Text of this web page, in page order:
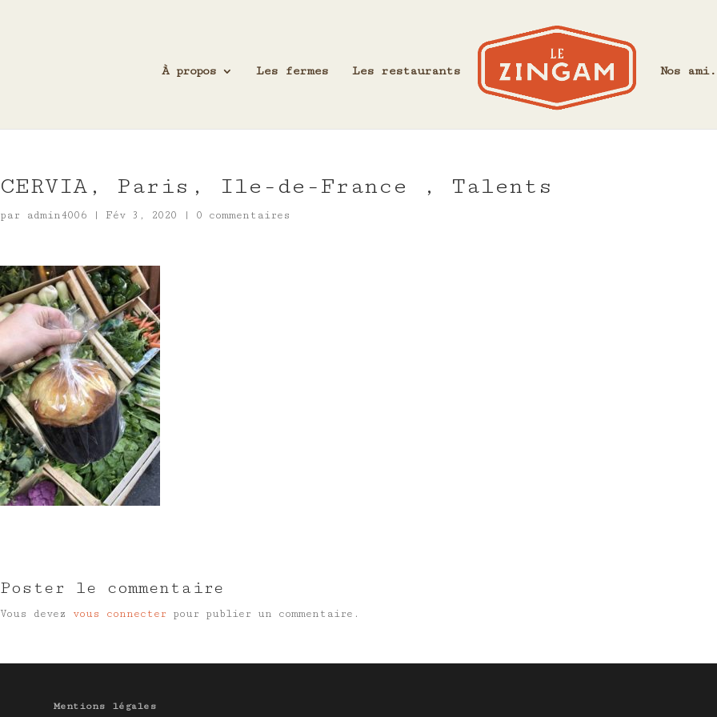
À propos Les fermes Les restaurants Nos
CERVIA, Paris, Ile-de-France , Talents
par admin4006 | Fév 3, 2020 | 0 commentaires
Poster le commentaire
Vous devez vous connecter pour publier un commentaire.
Mentions légales